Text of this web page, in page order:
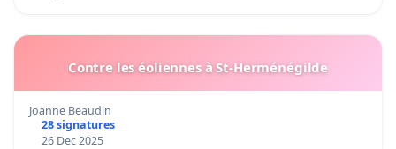
Contre les éoliennes à St-Herménégilde
Joanne Beaudin
28 signatures
26 Dec 2025